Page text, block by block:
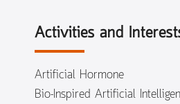
Activities and
Artificial Hormone
Bio-Inspired Artificial